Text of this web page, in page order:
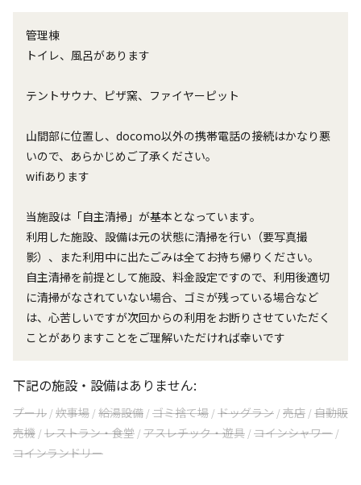
管理棟
トイレ、風呂があります
テントサウナ、ピザ窯、ファイヤーピット
山間部に位置し、docomo以外の携帯電話の接続はかなり悪
いので、あらかじめご了承ください。
wifiあります
当施設は「自主清掃」が基本となっています。
利用した施設、設備は元の状態に清掃を行い（要写真撮
影）、また利用中に出たごみは全てお持ち帰りください。
自主清掃を前提として施設、料金設定ですので、利用後適切
に清掃がなされていない場合、ゴミが残っている場合など
は、心苦しいですが次回からの利用をお断りさせていただく
ことがありますことをご理解いただければ幸いです
下記の施設・設備はありません:
プール /炊事場 /給湯設備 /ゴミ捨て場 /ドッグラン /売店 /自動販
売機 /レストラン・食堂 /アスレチック・遊具 /コインシャワー /
コインランドリー